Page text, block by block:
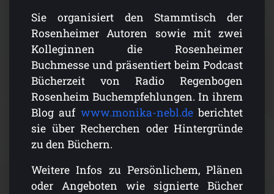
Sie organisiert den Stammtisch der
Rosenheimer Autoren sowie mit zwei
Kolleginnen die Rosenheimer
Buchmesse und präsentiert beim Podcast
Bücherzeit von Radio Regenbogen
Rosenheim Buchempfehlungen. In ihrem
Blog auf www.monika-nebl.deberichtet
sie über Recherchen oder Hintergründe
zu den Büchern.
Weitere Infos zu Persönlichem, Plänen
oder Angeboten wie signierte Bücher